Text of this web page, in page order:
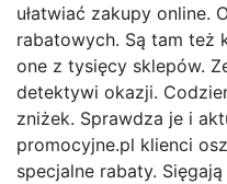
ułatwiać zakupy online.
rabatowych. Są tam też
one z tysięcy sklepów.
detektywi okazji.
zniżek. Sprawdza je i
promocyjne.pl klienci
specjalne rabaty.